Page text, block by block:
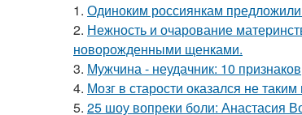
1. Одиноким россиянкам
2. Нежность и очарование
новорожденными щенками.
3. Мужчина - неудачник: 10
4. Мозг в старости оказался не
5. 25 шоу вопреки боли: Анастасия